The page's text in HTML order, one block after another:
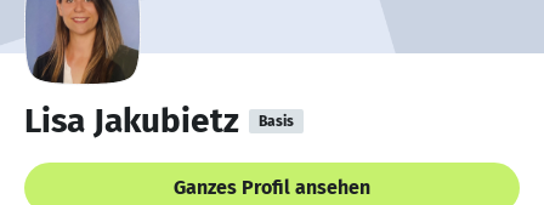
Lisa Jakubietz Basis
Ganzes Profil ansehen